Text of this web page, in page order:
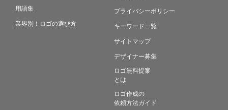
用語集
業界別！ロゴの選び方
プライバシーポリシー
キーワード一覧
サイトマップ
デザイナー募集
ロゴ無料提案
とは
ロゴ作成の
依頼方法ガイド